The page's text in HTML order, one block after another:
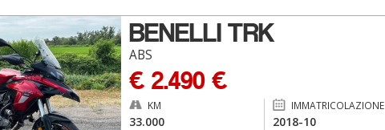
BENELLI TRK
ABS
€ 2.490 €
KM
33.000
IMMATRICOLAZIONE
2018-10